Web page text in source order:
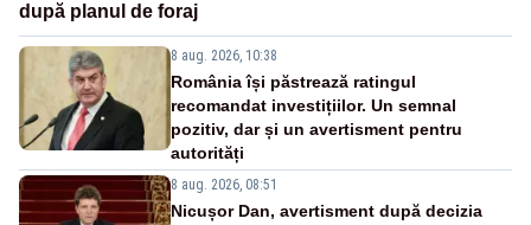
după planul de foraj
8 aug. 2026, 10:38
România își păstrează ratingul
recomandat investițiilor. Un semnal
pozitiv, dar și un avertisment pentru
autorități
8 aug. 2026, 08:51
Nicușor Dan, avertisment după decizia